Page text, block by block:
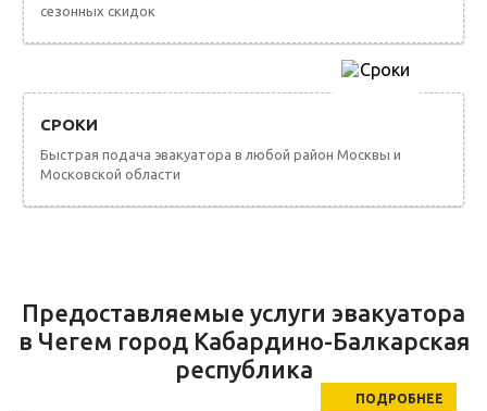
сезонных скидок
СРОКИ
Быстрая подача эвакуатора в любой район Москвы и
Московской области
Предоставляемые услуги эвакуатора
в Чегем город Кабардино-Балкарская
республика
ПОДРОБНЕЕ